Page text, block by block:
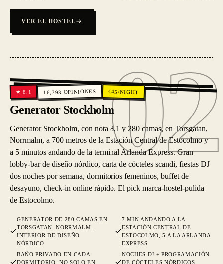
VER EL HOSTEL
02
02
★8.1 16,793 OPINIONES €45/NIGHT
Generator Stockholm
Generator Stockholm, con nota 8,1 y 280 camas, en Torsgatan,
Norrmalm, a 700 metros de la Estación Central de Estocolmo y
a 5 minutos andando de la terminal Arlanda Express. Gran
lobby-bar de diseño nórdico, carta de cócteles scandi, fiestas DJ
dos noches por semana, dormitorios femeninos, buffet de
desayuno, check-in online rápido. El pick marca-hostel-pulida
de Estocolmo.
GENERATOR DE 280 CAMAS EN
TORSGATAN, NORRMALM,
INTERIOR DE DISEÑO
NÓRDICO
7 MIN ANDANDO A LA
ESTACIÓN CENTRAL DE
ESTOCOLMO, 5 A LA ARLANDA
EXPRESS
BAÑO PRIVADO EN CADA
DORMITORIO, NO SOLO EN
NOCHES DJ + PROGRAMACIÓN
DE CÓCTELES NÓRDICOS